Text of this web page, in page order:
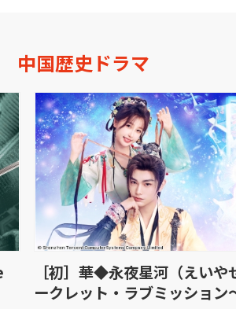
中国歴史ドラマ
［初］華◆永夜星河（えいや
ークレット・ラブミッション